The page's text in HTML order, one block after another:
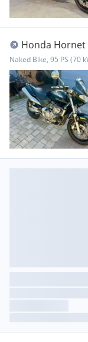
Honda Hornet
Naked Bike, 95 PS (70